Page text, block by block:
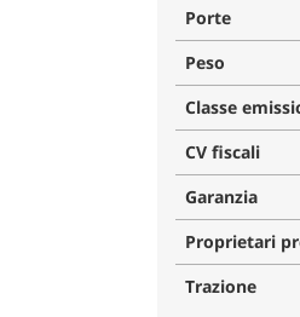
Porte
Peso
Classe
CV fiscali
Garanzia
Proprietari
Trazione